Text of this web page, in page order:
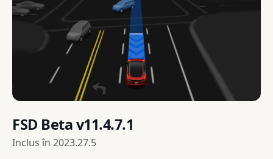
FSD Beta v11.4.7.1
Inclus în 2023.27.5